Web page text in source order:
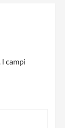
I campi